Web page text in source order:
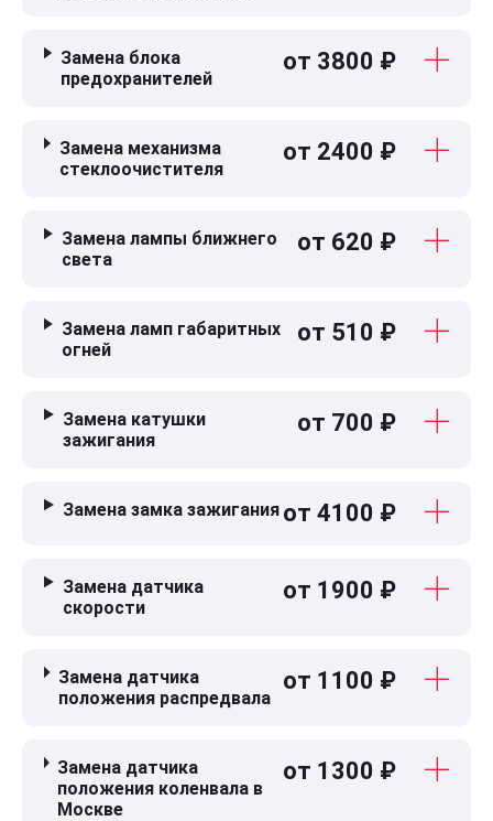
Замена блока
предохранителей
от 3800 ₽
Замена механизма
стеклоочистителя
от 2400 ₽
Замена лампы ближнего
света
от 620 ₽
Замена ламп габаритных
огней
от 510 ₽
Замена катушки
зажигания
от 700 ₽
Замена замка зажигания от 4100 ₽
Замена датчика
скорости
от 1900 ₽
Замена датчика
положения распредвала
от 1100 ₽
Замена датчика
положения коленвала в
Москве
от 1300 ₽